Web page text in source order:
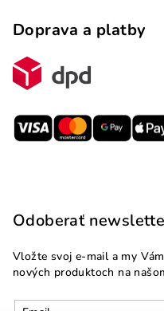
Doprava a platby
Odoberať
Vložte svoj e-mail a my
nových produktoch na